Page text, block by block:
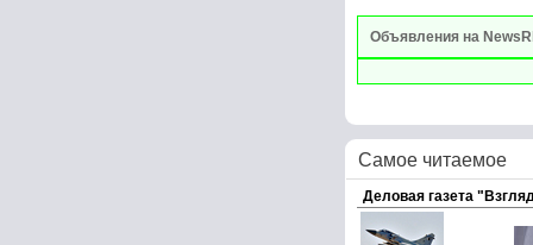
Объявления на
Самое читаемое